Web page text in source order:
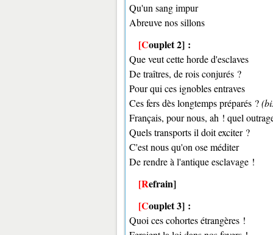
Qu'un sang impur
Abreuve nos sillons
[Couplet 2] :
Que veut cette horde d'esclaves
De traîtres, de rois conjurés ?
Pour qui ces ignobles entraves
Ces fers dès longtemps préparés ?
Français, pour nous, ah ! quel
Quels transports il doit exciter ?
C'est nous qu'on ose méditer
De rendre à l'antique esclavage !
[Refrain]
[Couplet 3] :
Quoi ces cohortes étrangères !